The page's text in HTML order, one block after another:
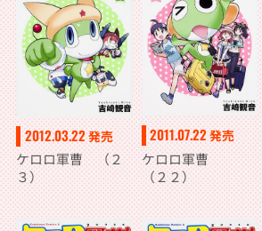
2012.03.22 発売
ケロロ軍曹 （２
３）
2011.07.22 発売
ケロロ軍曹
（２２）